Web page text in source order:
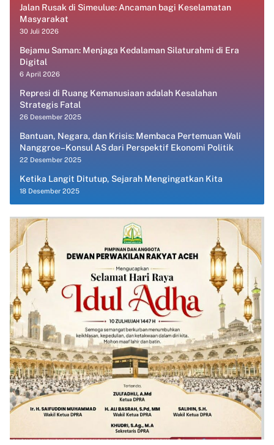
Jalan Rusak di Simeulue: Ancaman bagi Keselamatan
Masyarakat
30 Juli 2026
Bejamu Saman: Menjaga Kedalaman Silaturahmi di Era
Digital
6 April 2026
Represi di Ruang Kemanusiaan adalah Kesalahan
Strategis Fatal
26 Desember 2025
Bantuan, Negara, dan Krisis: Membaca Pertemuan Wali
Nanggroe–Konsul AS dari Perspektif Ekonomi Politik
22 Desember 2025
Ketika Langit Ditutup, Sejarah Mengingatkan Kita
18 Desember 2025